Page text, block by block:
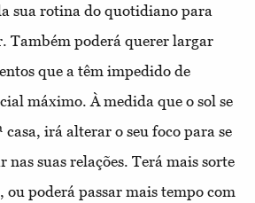
sua rotina do quotidiano para
Também poderá querer largar
que a têm impedido de
máximo. À medida que o sol se
casa, irá alterar o seu foco para se
nas suas relações. Terá mais sorte
ou poderá passar mais tempo com